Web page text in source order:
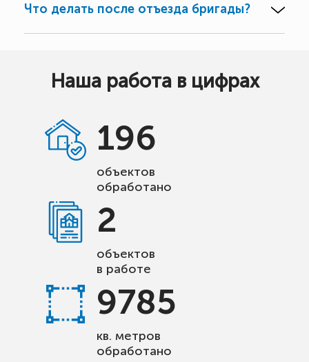
Что делать после отъезда бригады?
Наша работа в цифрах
196
объектов
обработано
2
объектов
в работе
9785
кв. метров
обработано